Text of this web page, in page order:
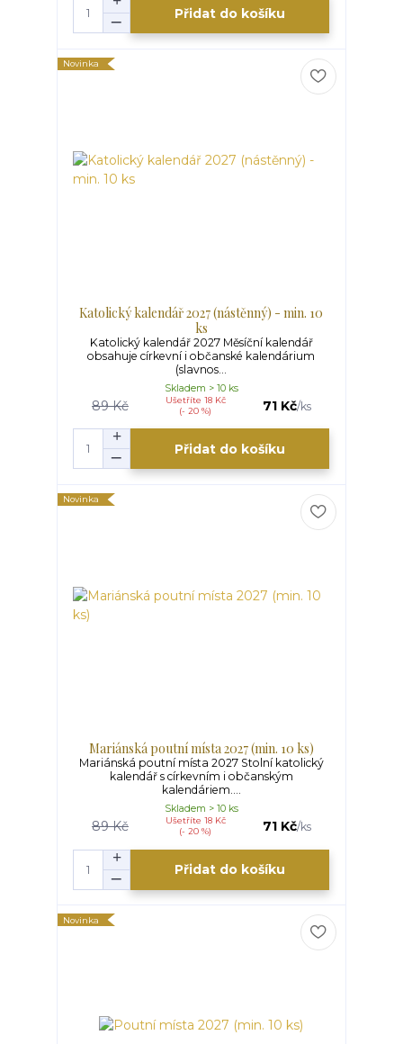
Přidat do košíku
Novinka
Katolický kalendář 2027 (nástěnný) - min. 10
ks
Katolický kalendář 2027 Měsíční kalendář
obsahuje církevní i občanské kalendárium
(slavnos...
89 Kč
Ušetříte 18 Kč
(- 20 %)
71 Kč/ks
Skladem > 10 ks
Přidat do košíku
Novinka
Mariánská poutní místa 2027 (min. 10 ks)
Mariánská poutní místa 2027 Stolní katolický
kalendář s církevním i občanským
kalendáriem....
89 Kč
Ušetříte 18 Kč
(- 20 %)
71 Kč/ks
Skladem > 10 ks
Přidat do košíku
Novinka